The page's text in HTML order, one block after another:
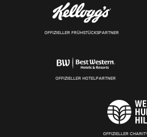
OFFIZIELLER FRÜHSTÜCKSPARTNER
OFFIZIELLER HOTELPARTNER
OFFIZIELLER